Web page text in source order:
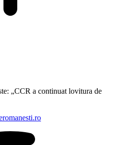
„CCR a continuat lovitura de